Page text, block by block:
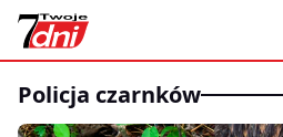
policja czarnków